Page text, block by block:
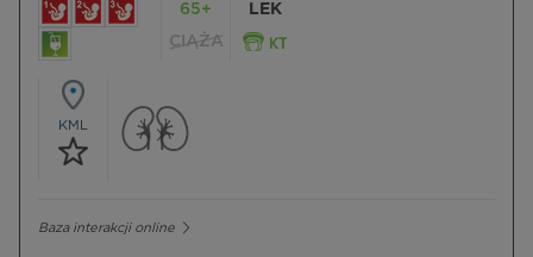
65+
CIĄŻA
LEK
KML
Baza interakcji online